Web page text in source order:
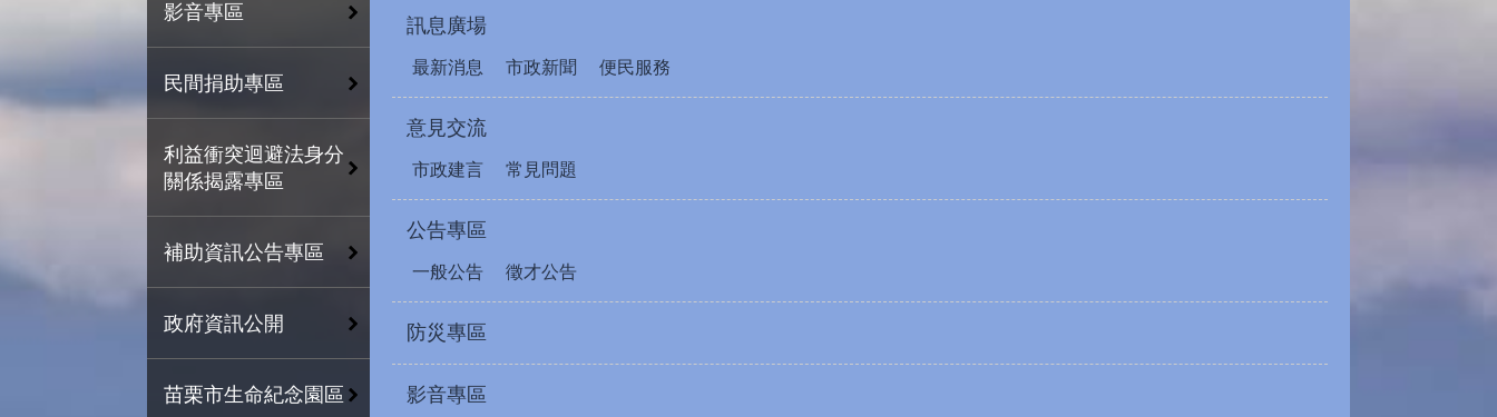
影音專區
民間捐助專區
利益衝突迴避法身分
關係揭露專區
補助資訊公告專區
政府資訊公開
苗栗市生命紀念園區
訊息廣場
最新消息 市政新聞 便民服務
意見交流
市政建言 常見問題
公告專區
一般公告 徵才公告
防災專區
影音專區